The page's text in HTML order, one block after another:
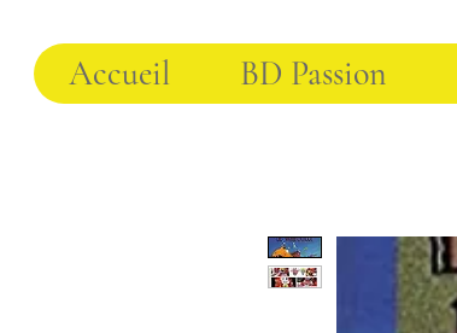
Accueil BD Passion